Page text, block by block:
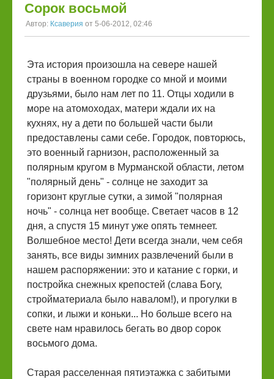
Сорок восьмой
Автор: Ксаверия от 5-06-2012, 02:46
Эта история произошла на севере нашей
страны в военном городке со мной и моими
друзьями, было нам лет по 11. Отцы ходили в
море на атомоходах, матери ждали их на
кухнях, ну а дети по большей части были
предоставлены сами себе. Городок, повторюсь,
это военный гарнизон, расположенный за
полярным кругом в Мурманской области, летом
"полярный день" - солнце не заходит за
горизонт круглые сутки, а зимой "полярная
ночь" - солнца нет вообще. Светает часов в 12
дня, а спустя 15 минут уже опять темнеет.
Волшебное место! Дети всегда знали, чем себя
занять, все виды зимних развлечений были в
нашем распоряжении: это и катание с горки, и
постройка снежных крепостей (слава Богу,
стройматериала было навалом!), и прогулки в
сопки, и лыжи и коньки... Но больше всего на
свете нам нравилось бегать во двор сорок
восьмого дома.
Старая расселенная пятиэтажка с забитыми